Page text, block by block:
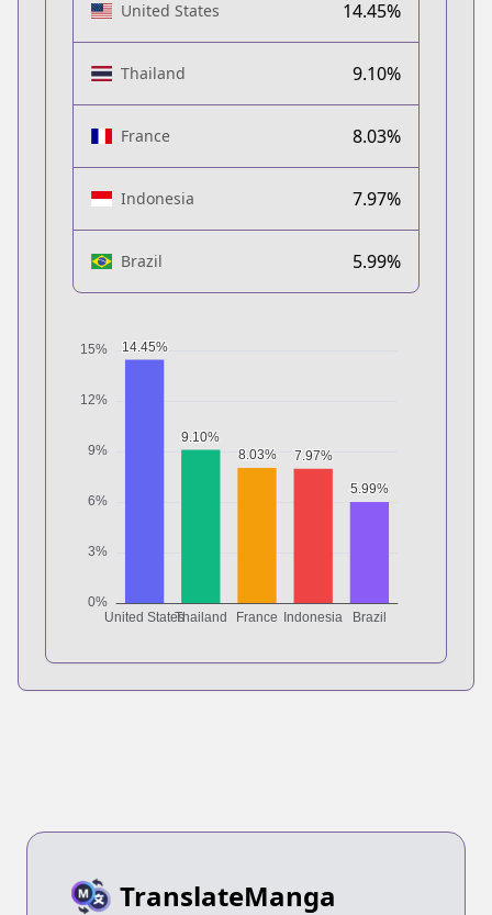
United States 14.45%
Thailand 9.10%
France 8.03%
Indonesia 7.97%
Brazil 5.99%
TranslateManga